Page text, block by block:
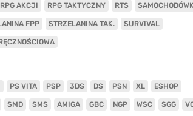
RPG AKCJI RPG TAKTYCZNY RTS
FPP STRZELANINA TAK. SURVIVAL
PS VITA PSP 3DS DS PSN XL ESHOP
SMD SMS AMIGA GBC NGP WSC SGG